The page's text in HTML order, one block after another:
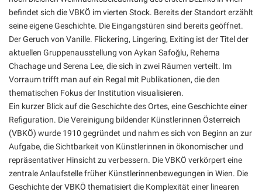
befindet sich die VBKÖ im vierten Stock. Bereits der Standort erzählt
seine eigene Geschichte. Die Eingangstüren sind bereits geöffnet.
Der Geruch von Vanille. Flickering, Lingering, Exiting ist der Titel der
aktuellen Gruppenausstellung von Aykan Safoğlu, Rehema
Chachage und Serena Lee, die sich in zwei Räumen verteilt. Im
Vorraum trifft man auf ein Regal mit Publikationen, die den
thematischen Fokus der Institution visualisieren.
Ein kurzer Blick auf die Geschichte des Ortes, eine Geschichte einer
Refiguration. Die Vereinigung bildender Künstlerinnen Österreich
(VBKÖ) wurde 1910 gegründet und nahm es sich von Beginn an zur
Aufgabe, die Sichtbarkeit von Künstlerinnen in ökonomischer und
repräsentativer Hinsicht zu verbessern. Die VBKÖ verkörpert eine
zentrale Anlaufstelle früher Künstlerinnenbewegungen in Wien. Die
Geschichte der VBKÖ thematisiert die Komplexität einer linearen